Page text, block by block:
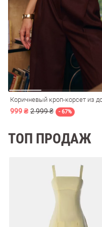
СарафаныНа
Коричневый кроп-корсет из
999 ₴ 2 999 ₴ - 67%
ТОП ПРОДАЖ